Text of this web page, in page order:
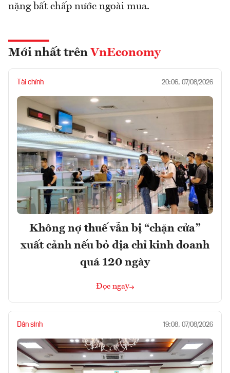
nặng bất chấp nước ngoài mua.
Mới nhất trên VnEconomy
Tài chính 20:06, 07/08/2026
Không nợ thuế vẫn bị “chặn cửa”
xuất cảnh nếu bỏ địa chỉ kinh doanh
quá 120 ngày
Đọc ngay
Dân sinh 19:08, 07/08/2026